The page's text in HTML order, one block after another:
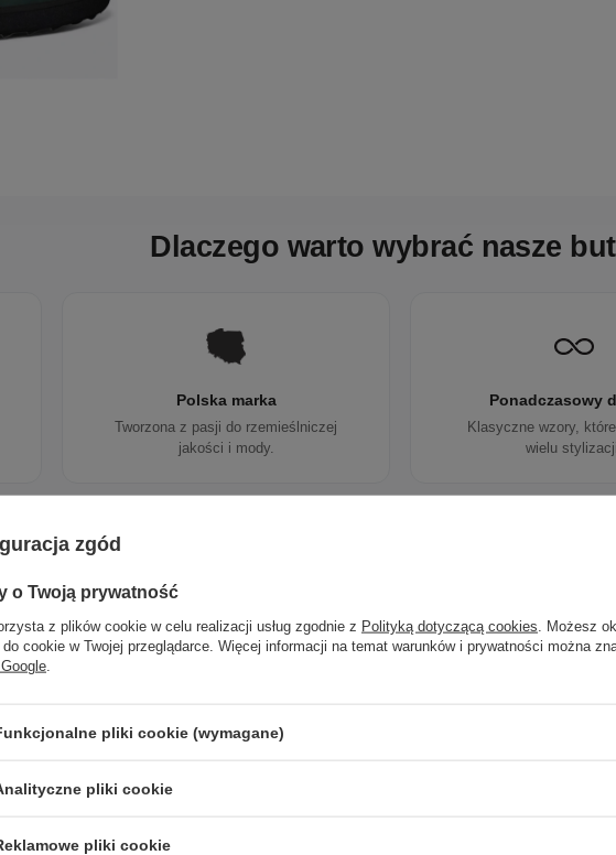
Dlaczego warto wybrać nasze
Polska marka
Tworzona z pasji do rzemieślniczej
jakości i mody.
Ponadczasowy
Klasyczne wzory,
wielu stylizacji.
zgód
o Twoją prywatność
z plików cookie w celu realizacji usług zgodnie z Polityką dotyczącą cookies . Możesz
cookie w Twojej przeglądarce. Więcej informacji na temat warunków i prywatności można
pliki cookie (wymagane)
pliki cookie
pliki cookie